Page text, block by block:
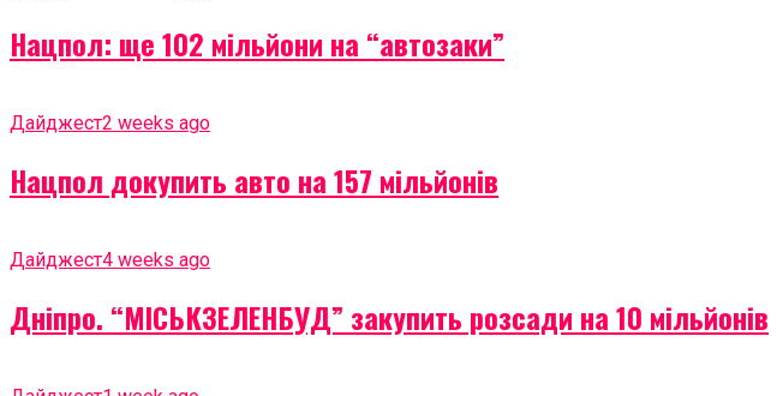
Нацпол: ще 102 мільйони на “автозаки”
Дайджест2 weeks ago
Нацпол докупить авто на 157 мільйонів
Дайджест4 weeks ago
Дніпро. “МІСЬКЗЕЛЕНБУД” закупить розсади на 10 мільйонів